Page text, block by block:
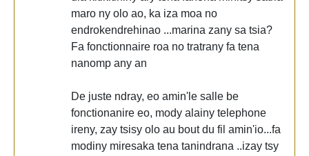
maro ny olo ao, ka iza moa no
endrokendrehinao ...marina zany sa tsia?
Fa fonctionnaire roa no tratrany fa tena
nanomp any an
De juste ndray, eo amin'le salle be
fonctionanire eo, mody alainy telephone
ireny, zay tsisy olo au bout du fil amin'io...fa
modiny miresaka tena tanindrana ..izay tsy